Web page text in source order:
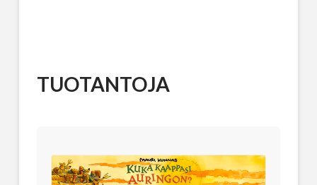
TUOTANTOJA